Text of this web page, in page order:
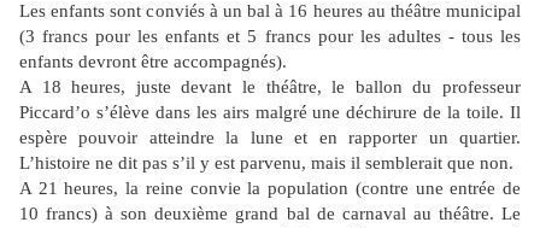
Les enfants sont conviés à un bal à 16 heures au théâtre municipal
(3 francs pour les enfants et 5 francs pour les adultes - tous les
enfants devront être accompagnés).
A 18 heures, juste devant le théâtre, le ballon du professeur
Piccard’o s’élève dans les airs malgré une déchirure de la toile. Il
espère pouvoir atteindre la lune et en rapporter un quartier.
L’histoire ne dit pas s’il y est parvenu, mais il semblerait que non.
A 21 heures, la reine convie la population (contre une entrée de
10 francs) à son deuxième grand bal de carnaval au théâtre. Le